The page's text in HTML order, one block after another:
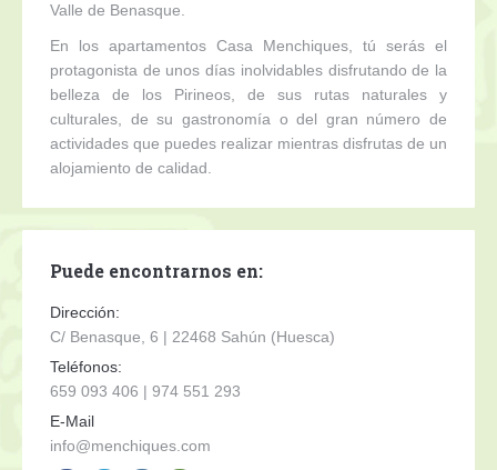
Valle de Benasque.
En los apartamentos Casa Menchiques, tú serás el
protagonista de unos días inolvidables disfrutando de la
belleza de los Pirineos, de sus rutas naturales y
culturales, de su gastronomía o del gran número de
actividades que puedes realizar mientras disfrutas de un
alojamiento de calidad.
Puede encontrarnos en:
Dirección:
C/ Benasque, 6 | 22468 Sahún (Huesca)
Teléfonos:
659 093 406 | 974 551 293
E-Mail
info@menchiques.com